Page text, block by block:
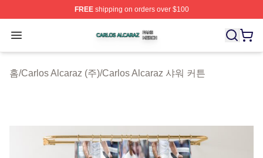
FREEshipping on orders over $100
Open menu
Carlos Alcaraz Shop ⚡️ Officially Licensed Carlos
홈/Carlos Alcaraz (주)/Carlos Alcaraz 샤워 커튼